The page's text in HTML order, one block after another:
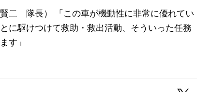
二 隊長） 「この車が機動性に非常に優れてい
に駆けつけて救助・救出活動、そういった任務
す」